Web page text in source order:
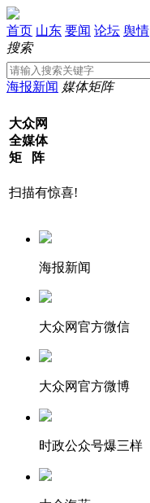
首页 山东 要闻 论坛 舆情
搜索
海报新闻 媒体矩阵
大众网
全媒体
矩 阵
扫描有惊喜!
海报新闻
大众网官方微信
大众网官方微博
时政公众号爆三样